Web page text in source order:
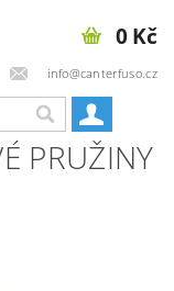
info@canterfuso.cz
0 Kč
PRUŽINY